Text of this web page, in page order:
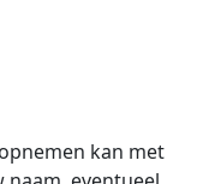
kan met